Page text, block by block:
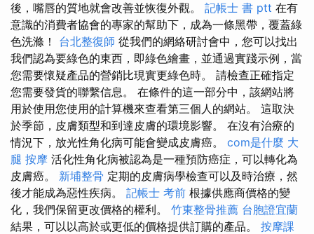
後，嘴唇的質地就會改善並恢復外觀。 記帳士 書 ptt 在有
意識的消費者協會的專家的幫助下，成為一條黑帶，覆蓋綠
色洗滌！ 台北整復師 從我們的網絡研討會中，您可以找出
我們認為要綠色的東西，即綠色繪畫，並通過實踐示例，當
您需要懷疑產品的營銷比現實更綠色時。 請檢查正確指定
您需要發貨的聯繫信息。 在條件的這一部分中，該網站將
用於使用您使用的計算機來查看第三個人的網站。 這取決
於季節，皮膚類型和到達皮膚的環境影響。 在沒有治療的
情況下，放光性角化病可能會變成皮膚癌。 com是什麼 大
腿 按摩 活化性角化病被認為是一種預防癌症，可以轉化為
皮膚癌。 新埔整骨 定期的皮膚病學檢查可以及時治療，然
後才能成為惡性疾病。 記帳士 考前 根據供應商價格的變
化，我們保留更改價格的權利。 竹東整骨推薦 台胞證宜蘭
結果，可以以高於或更低的價格提供訂購的產品。 按摩課